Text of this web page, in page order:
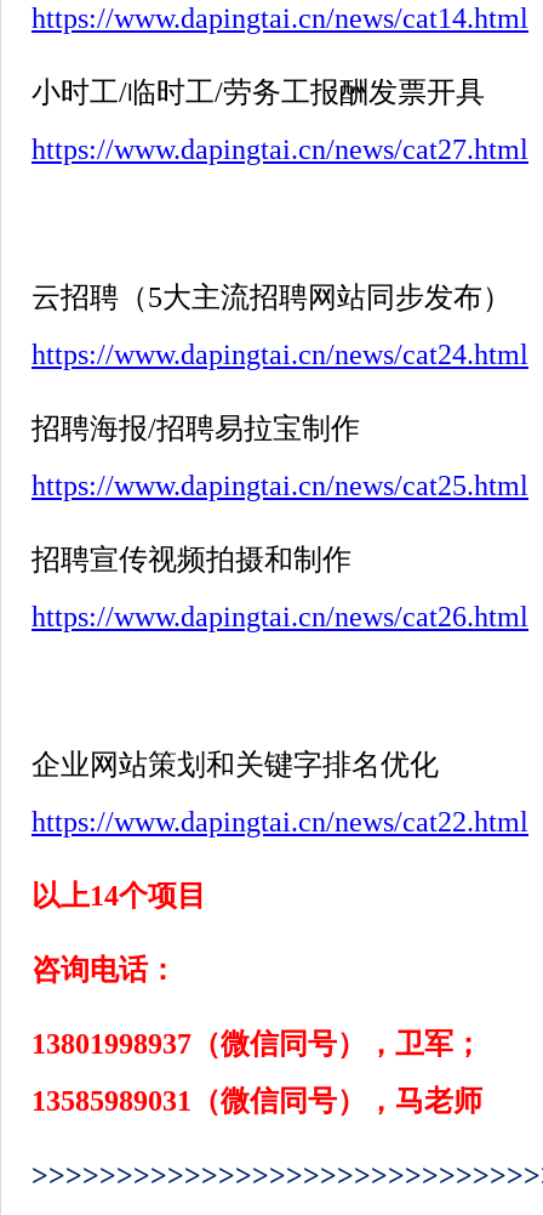
https://www.dapingtai.cn/news/cat14.html
小时工/临时工/劳务工报酬发票开具
https://www.dapingtai.cn/news/cat27.html
云招聘（5大主流招聘网站同步发布）
https://www.dapingtai.cn/news/cat24.html
招聘海报/招聘易拉宝制作
https://www.dapingtai.cn/news/cat25.html
招聘宣传视频拍摄和制作
https://www.dapingtai.cn/news/cat26.html
企业网站策划和关键字排名优化
https://www.dapingtai.cn/news/cat22.html
以上14个项目
咨询电话：
13801998937 （微信同号），卫军；
13585989031 （微信同号），马老师